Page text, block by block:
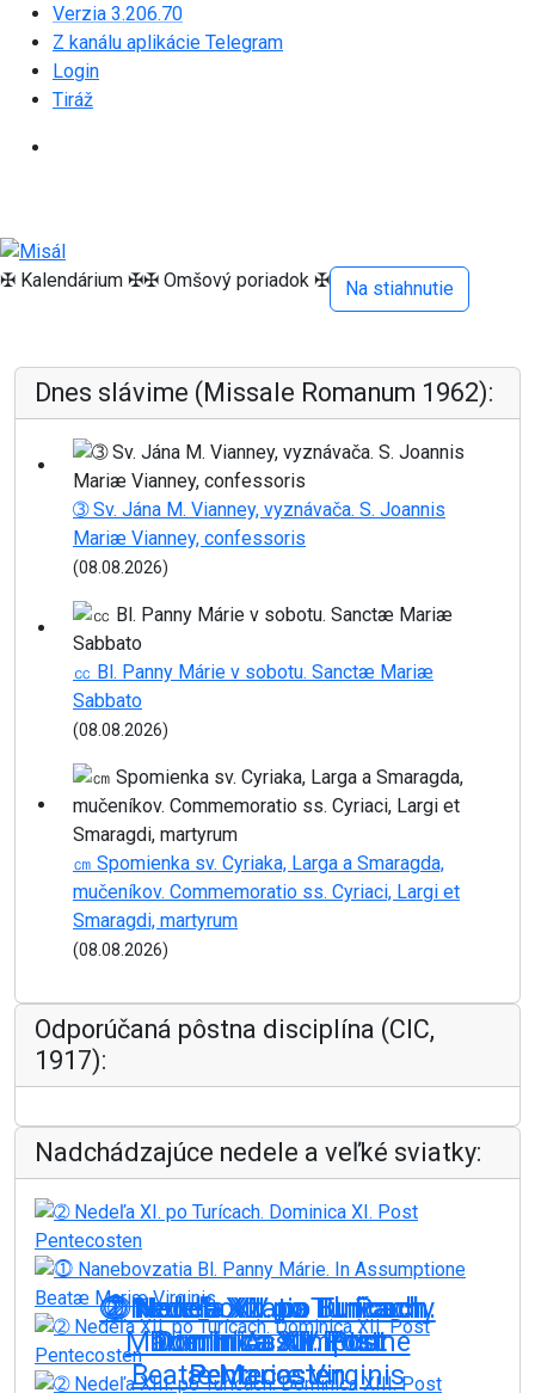
Verzia 3.206.70
Z kanálu aplikácie Telegram
Login
Tiráž
✠ Kalendárium ✠✠ Omšový poriadok ✠ Na stiahnutie
Dnes slávime (Missale Romanum 1962):
➂ Sv. Jána M. Vianney, vyznávača. S. Joannis
Mariæ Vianney, confessoris
(08.08.2026)
㏄ Bl. Panny Márie v sobotu. Sanctæ Mariæ
Sabbato
(08.08.2026)
㎝ Spomienka sv. Cyriaka, Larga a Smaragda,
mučeníkov. Commemoratio ss. Cyriaci, Largi et
Smaragdi, martyrum
(08.08.2026)
Odporúčaná pôstna disciplína (CIC,
1917):
Nadchádzajúce nedele a veľké sviatky:
➁ Nedeľa XI. po Turícach.
Dominica XI. Post
Pentecosten
⓵ Nanebovzatia Bl. Panny
Márie. In Assumptione
Beatæ Mariæ Virginis
➁ Nedeľa XII. po Turícach.
Dominica XII. Post
Pentecosten
➁ Nedeľa XIII. po Turícach.
Dominica XIII. Post
Pentecosten
➁ Nedeľa XIV. po Turícach.
Dominica XIV. Post
Pentecosten